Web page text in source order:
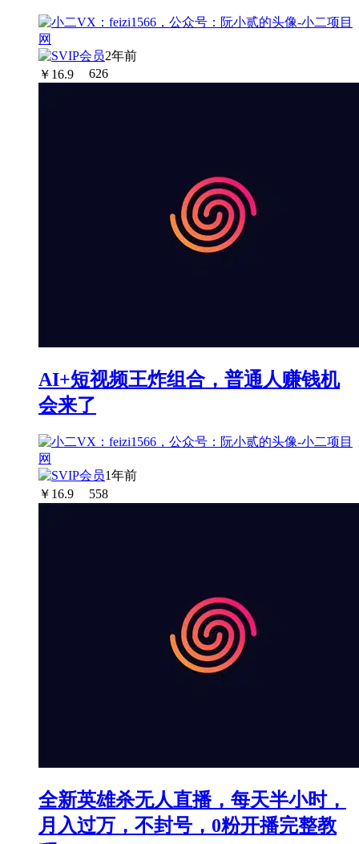
2年前
￥ 16.9 626
AI+短视频王炸组合，普通人赚钱机
会来了
1年前
￥ 16.9 558
全新英雄杀无人直播，每天半小时，
月入过万，不封号，0粉开播完整教